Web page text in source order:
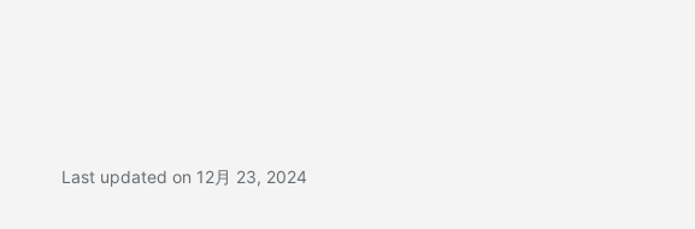
Last updated on 12月 23, 2024